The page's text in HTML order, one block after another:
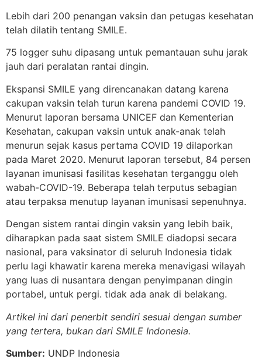
Lebih dari 200 penangan vaksin dan petugas kesehatan
telah dilatih tentang SMILE.
75 logger suhu dipasang untuk pemantauan suhu jarak
jauh dari peralatan rantai dingin.
Ekspansi SMILE yang direncanakan datang karena
cakupan vaksin telah turun karena pandemi COVID 19.
Menurut laporan bersama UNICEF dan Kementerian
Kesehatan, cakupan vaksin untuk anak-anak telah
menurun sejak kasus pertama COVID 19 dilaporkan
pada Maret 2020. Menurut laporan tersebut, 84 persen
layanan imunisasi fasilitas kesehatan terganggu oleh
wabah-COVID-19. Beberapa telah terputus sebagian
atau terpaksa menutup layanan imunisasi sepenuhnya.
Dengan sistem rantai dingin vaksin yang lebih baik,
diharapkan pada saat sistem SMILE diadopsi secara
nasional, para vaksinator di seluruh Indonesia tidak
perlu lagi khawatir karena mereka menavigasi wilayah
yang luas di nusantara dengan penyimpanan dingin
portabel, untuk pergi. tidak ada anak di belakang.
Artikel ini dari penerbit sendiri sesuai dengan sumber
yang tertera, bukan dari SMILE Indonesia.
Sumber: UNDP Indonesia